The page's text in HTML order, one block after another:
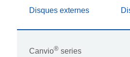
Disques externes
Canvio® series